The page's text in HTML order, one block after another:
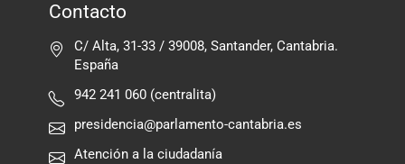
Contacto
C/ Alta, 31-33 / 39008, Santander, Cantabria.
España
942 241 060 (centralita)
presidencia@parlamento-cantabria.es
Atención a la ciudadanía